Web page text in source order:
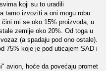
koji su to uradili
tamo izvoziti a oni mogu robu
mi se oko 15% proizvoda, u
zemlje oko 20%. Od toga u
(a spadaju pod ono ostale).
75% koje je pod uticajem SAD i
avion, hoće da povećaju promet